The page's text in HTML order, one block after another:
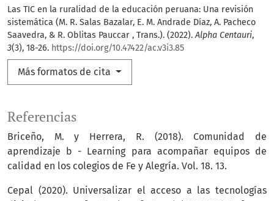
Las TIC en la ruralidad de la educación peruana: Una revisión
sistemática (M. R. Salas Bazalar, E. M. Andrade Díaz, A. Pacheco
Saavedra, & R. Oblitas Pauccar , Trans.). (2022).Alpha Centauri,
3(3), 18-26. https://doi.org/10.47422/ac.v3i3.85
Más formatos de cita
Referencias
Briceño, M. y Herrera, R. (2018). Comunidad de
aprendizaje b - Learning para acompañar equipos de
calidad en los colegios de Fe y Alegría. Vol. 18. 13.
Cepal (2020). Universalizar el acceso a las tecnologías